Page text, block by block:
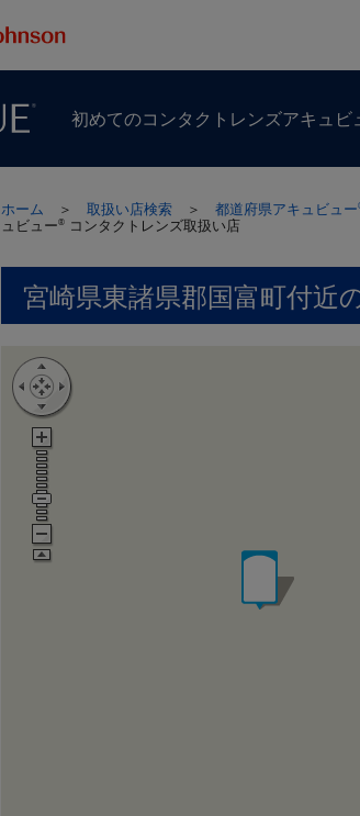
初めての​コンタクトレンズアキュビ
ホーム ＞ 取扱い店検索 ＞ 都道府県アキュビュー
ュビュー® コンタクトレンズ取扱い店
宮崎県東諸県郡国富町付近